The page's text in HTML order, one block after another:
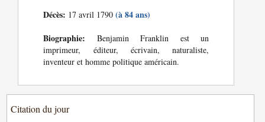
Décès: 17 avril 1790(à 84 ans)
Biographie: Benjamin Franklin est un
imprimeur, éditeur, écrivain, naturaliste,
inventeur et homme politique américain.
Citation du jour